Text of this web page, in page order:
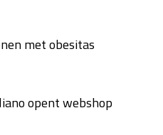
met obesitas
opent webshop